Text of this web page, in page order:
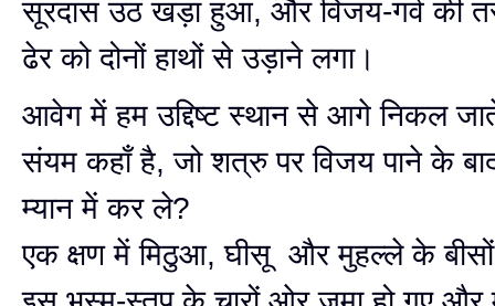
सूरदास उठ खड़ा हुआ, और विजय-गर्व की
ढेर को दोनों हाथों से उड़ाने लगा।
आवेग में हम उद्दिष्ट स्थान से आगे निकल
संयम कहाँ है, जो शत्रु पर विजय पाने के
म्यान में कर ले?
एक क्षण में मिठुआ, घीसू और मुहल्ले के